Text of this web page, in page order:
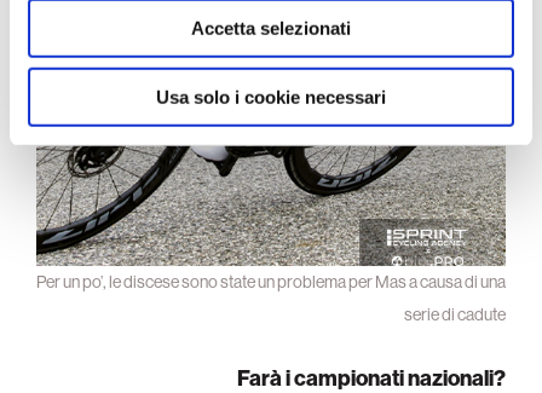
raccolto dal suo utilizzo dei loro servizi.
Accetta selezionati
Usa solo i cookie necessari
Per un po’, le discese sono state un problema per Mas a causa di una
serie di cadute
Farà i campionati nazionali?